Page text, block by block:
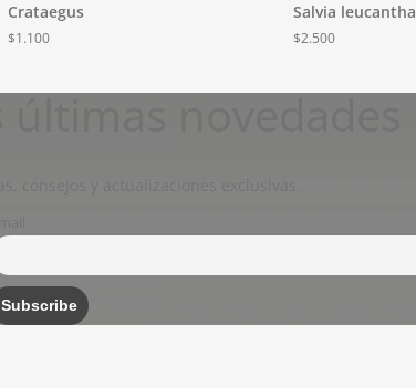
Crataegus
$1.100
Salvia leucantha
$2.500
novedades